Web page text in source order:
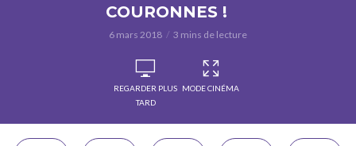
COURONNES !
6 mars 2018 3 mins de lecture
REGARDER PLUS
TARD
MODE CINÉMA